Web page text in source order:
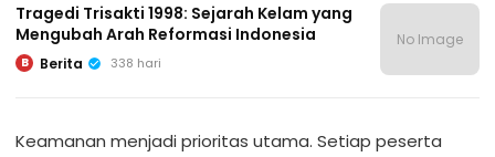
Tragedi Trisakti 1998: Sejarah Kelam yang
Mengubah Arah Reformasi Indonesia
B Berita 338 hari
No Image
Keamanan menjadi prioritas utama. Setiap peserta